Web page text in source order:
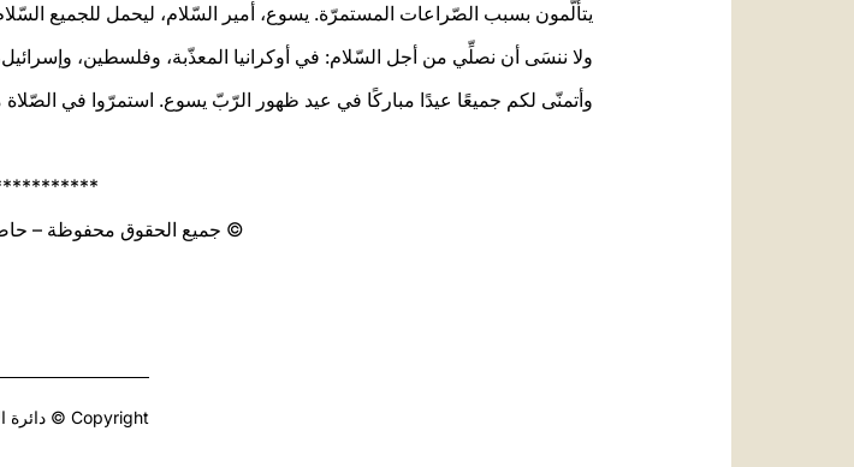
يتألّمون بسبب الصّراعات المستمرّة. يسوع، أمير السّلام، ليحمل للجميع
ولا ننسَى أن نصلِّي من أجل السّلام: في أوكرانيا المعذّبة، وفلسطين،
وأتمنّى لكم جميعًا عيدًا مباركًا في عيد ظهور الرّبّ يسوع. استمرّوا في الصّلاة
© جميع الحقوق محفوظة – حاضرة
Copyright © دائرة الاتصالات